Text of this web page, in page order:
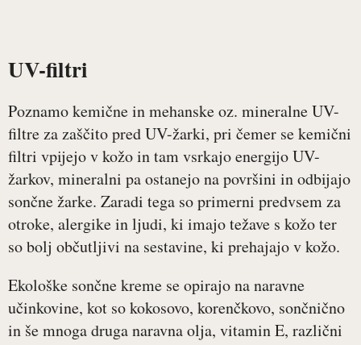
UV-filtri
Poznamo kemične in mehanske oz. mineralne UV-
filtre za zaščito pred UV-žarki, pri čemer se kemični
filtri vpijejo v kožo in tam vsrkajo energijo UV-
žarkov, mineralni pa ostanejo na površini in odbijajo
sončne žarke. Zaradi tega so primerni predvsem za
otroke, alergike in ljudi, ki imajo težave s kožo ter
so bolj občutljivi na sestavine, ki prehajajo v kožo.
Ekološke sončne kreme se opirajo na naravne
učinkovine, kot so kokosovo, korenčkovo, sončnično
in še mnoga druga naravna olja, vitamin E, različni